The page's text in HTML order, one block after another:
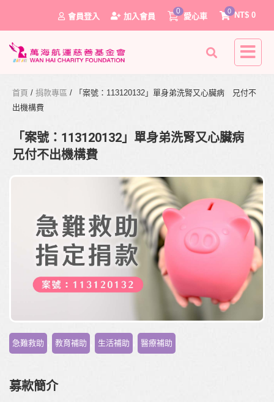
會員登入 加入會員
0
愛心車
0
NT$ 0
0
首頁 / 捐款專區 / 「案號：113120132」單身弟洗腎又心臟病 兄付不
出機構費
「案號：113120132」單身弟洗腎又心臟病
兄付不出機構費
急難救助 教育補助 生活補助 醫療補助
募款簡介